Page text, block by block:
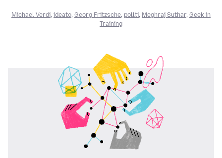
Michael Verdi, ideato, Georg Fritzsche, pollti, Meghraj Suthar, Geek in
Training